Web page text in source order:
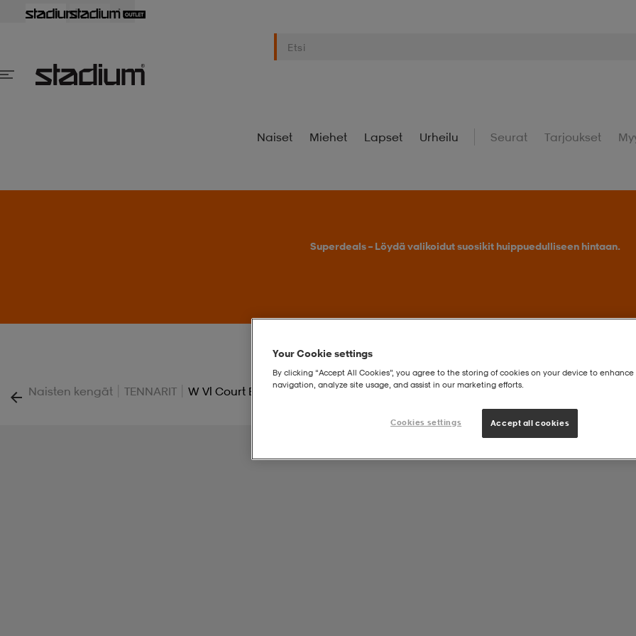
Naiset Miehet Lapset Urheilu Seurat Tarjoukset
Superdeals – Löydä valikoidut suosikit huippuedulliseen hintaan.
Naisten kengät | TENNARIT | W Vl Court Bold
Your Cookie settings
By clicking “Accept All Cookies”, you agree to the storing of cookies on your device to enhance
navigation, analyze site usage, and assist in our marketing efforts.
Cookies settings Accept all cookies